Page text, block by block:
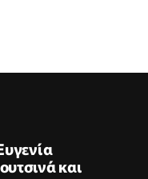
και